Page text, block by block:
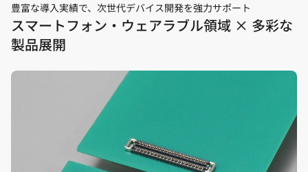
豊富な導入実績で、次世代デバイス開発を強力サポート
スマートフォン・ウェアラブル領域 × 多彩な
製品展開